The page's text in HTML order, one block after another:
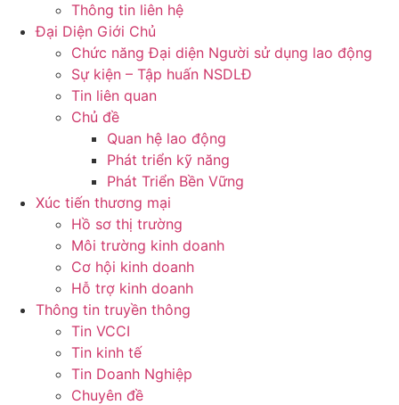
Thông tin liên hệ
Đại Diện Giới Chủ
Chức năng Đại diện Người sử dụng lao động
Sự kiện – Tập huấn NSDLĐ
Tin liên quan
Chủ đề
Quan hệ lao động
Phát triển kỹ năng
Phát Triển Bền Vững
Xúc tiến thương mại
Hồ sơ thị trường
Môi trường kinh doanh
Cơ hội kinh doanh
Hỗ trợ kinh doanh
Thông tin truyền thông
Tin VCCI
Tin kinh tế
Tin Doanh Nghiệp
Chuyên đề